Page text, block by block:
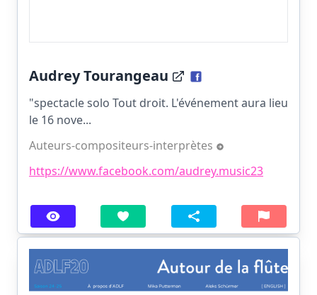
Audrey Tourangeau
"spectacle solo Tout droit. L'événement aura lieu
le 16 nove...
Auteurs-compositeurs-interprètes
https://www.facebook.com/audrey.music23